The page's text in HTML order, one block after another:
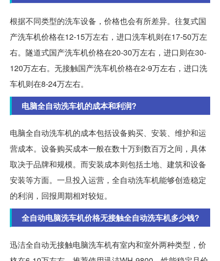
根据不同类型的洗车设备，价格也会有所差异。往复式国
产洗车机价格在12-15万左右，进口洗车机则在17-50万左
右。隧道式国产洗车机价格在20-30万左右，进口则在30-
120万左右。无接触国产洗车机价格在2-9万左右，进口洗
车机则在8-24万左右。
电脑全自动洗车机的成本和利润?
电脑全自动洗车机的成本包括设备购买、安装、维护和运
营成本。设备购买成本一般在数十万到数百万之间，具体
取决于品牌和规模。而安装成本则包括土地、建筑和设备
安装等方面。一旦投入运营，全自动洗车机能够创造稳定
的利润，回报周期相对较短。
全自动电脑洗车机价格无接触全自动洗车机多少钱?
迅洁全自动无接触电脑洗车机有室内和室外两种类型，价